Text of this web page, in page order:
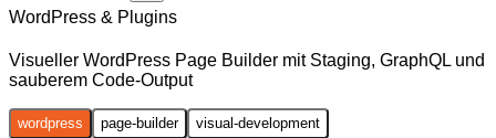
WordPress & Plugins
Visueller WordPress Page Builder mit Staging, GraphQL und
sauberem Code-Output
wordpress page-builder visual-development